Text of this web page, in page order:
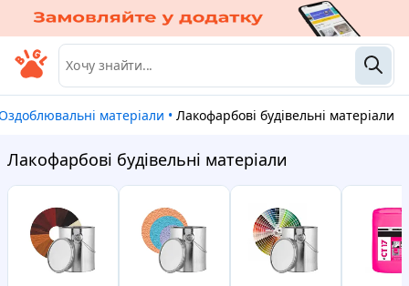
Оздоблювальні матеріали • Лакофарбові будівельні матеріали
Лакофарбові будівельні матеріали